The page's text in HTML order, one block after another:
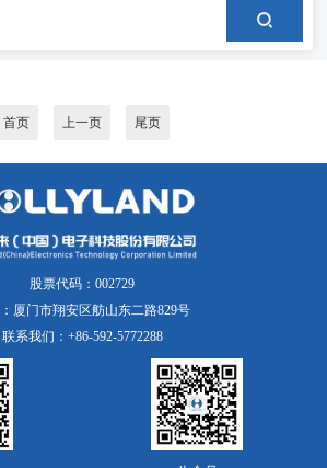
首页 上一页 尾页
股票代码：002729
厦门市翔安区舫山东二路829号
联系我们：+86-592-5772288